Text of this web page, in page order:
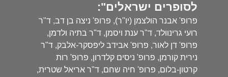
לסופרים ישראלים":
פרופ' אבנר הולצמן (יו"ר), פרופ' ניצה בן דב, ד"ר
רועי גרינוולד, ד"ר ענת ויסמן, ד"ר בתיה ולדמן,
פרופ' דן לאור, פרופ' אבידב ליפסקר-אלבק, ד"ר
נירית קורמן, פרופ' ניסים קלדרון, פרופ' רות
קרטון-בלום, פרופ' חיה שחם, ד"ר אריאל שטרית,